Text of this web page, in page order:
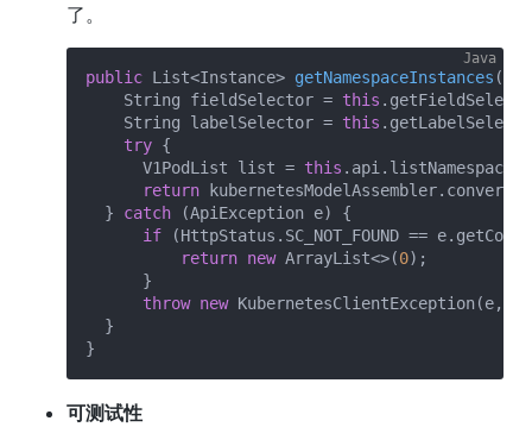
了。
public List<Instance> getNamespaceInstances
    String fieldSelector =
this
    String labelSelector =
this
try {
      V1PodList list =
this
return
  }
catch (ApiException e) {
if (HttpStatus.SC_NOT_FOUND ==
return new ArrayList<>(0);
      }
throw new KubernetesClientException(e,
  }
可测试性